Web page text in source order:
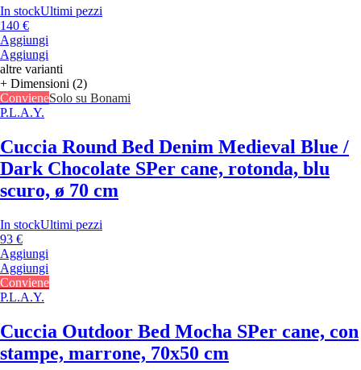
In stockUltimi pezzi
140 €
Aggiungi
Aggiungi
altre varianti
+ Dimensioni (2)
ConvieneSolo su Bonami
P.L.A.Y.
Cuccia Round Bed Denim Medieval Blue /
Dark Chocolate SPer cane, rotonda, blu
scuro, ø 70 cm
In stockUltimi pezzi
93 €
Aggiungi
Aggiungi
Conviene
P.L.A.Y.
Cuccia Outdoor Bed Mocha SPer cane, con
stampe, marrone, 70x50 cm